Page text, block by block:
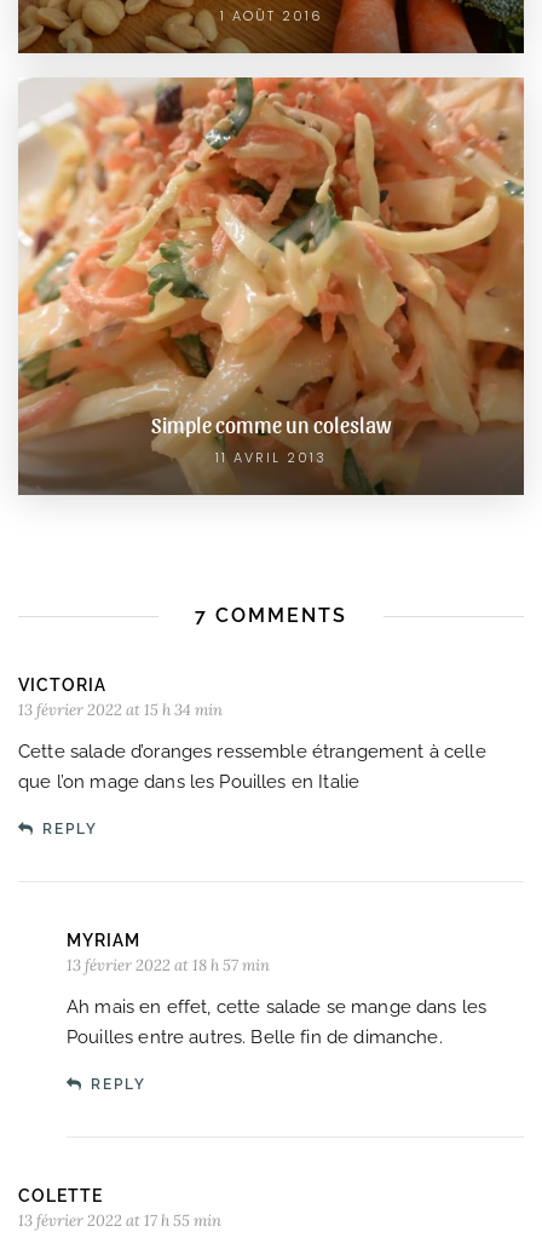
1 AOÛT 2016
Simple comme un coleslaw
11 AVRIL 2013
7 COMMENTS
VICTORIA
13 février 2022 at 15 h 34 min
Cette salade d’oranges ressemble étrangement à celle
que l’on mage dans les Pouilles en Italie
REPLY
MYRIAM
13 février 2022 at 18 h 57 min
Ah mais en effet, cette salade se mange dans les
Pouilles entre autres. Belle fin de dimanche.
REPLY
COLETTE
13 février 2022 at 17 h 55 min